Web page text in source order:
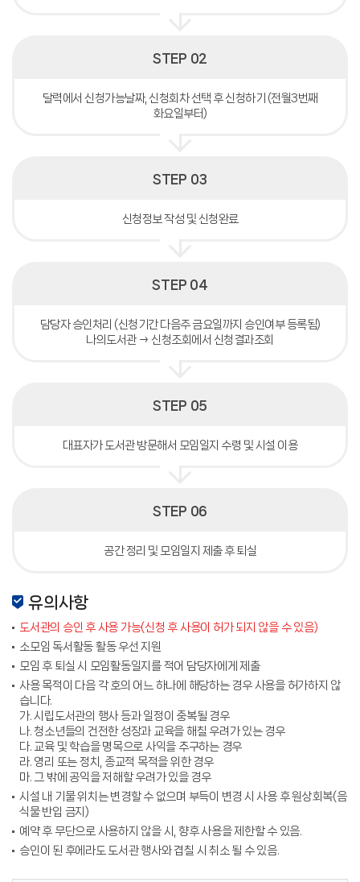
STEP 02
달력에서 신청가능날짜, 신청회차 선택 후 신청하기 (전월3번째
화요일부터)
STEP 03
신청정보 작성 및 신청완료
STEP 04
담당자 승인처리 (신청기간 다음주 금요일까지 승인여부 등록됨)
나의도서관 → 신청조회에서 신청결과조회
STEP 05
대표자가 도서관 방문해서 모임일지 수령 및 시설 이용
STEP 06
공간 정리 및 모임일지 제출 후 퇴실
유의사항
도서관의 승인 후 사용 가능(신청 후 사용이 허가 되지 않을 수 있음)
소모임 독서활동 활동 우선 지원
모임 후 퇴실 시 모임활동일지를 적어 담당자에게 제출
사용 목적이 다음 각 호의 어느 하나에 해당하는 경우 사용을 허가하지 않
습니다.
가. 시립도서관의 행사 등과 일정이 중복될 경우
나. 청소년들의 건전한 성장과 교육을 해칠 우려가 있는 경우
다. 교육 및 학습을 명목으로 사익을 추구하는 경우
라. 영리 또는 정치, 종교적 목적을 위한 경우
마. 그 밖에 공익을 저해할 우려가 있을 경우
시설 내 기물 위치는 변경할 수 없으며 부득이 변경 시 사용 후 원상회복(음
식물 반입 금지)
예약 후 무단으로 사용하지 않을 시, 향후 사용을 제한할 수 있음.
승인이 된 후에라도 도서관 행사와 겹칠 시 취소 될 수 있음.